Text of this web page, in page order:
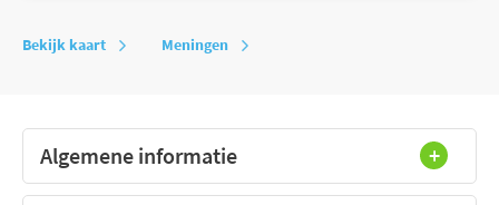
Bekijk kaart Meningen
Algemene informatie